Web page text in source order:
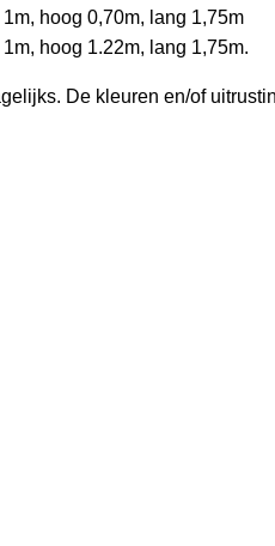
hoog 0,70m, lang 1,75m
hoog 1.22m, lang 1,75m.
De kleuren en/of